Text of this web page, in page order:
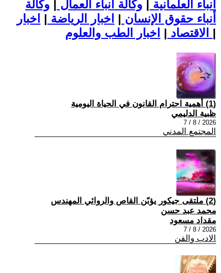
أنباء العلمانية | وكالة أنباء العمال | وكالة
أنباء حقوق الإنسان | اخبار الرياضة | اخبار
الاقتصاد | |
(1) أهمية احترام القانون في الحياة اليومية
ظبية الدليمي
2026 / 8 / 7
المجتمع المدني
(2) ملتقى جيكور يؤبّن القاص والروائي المهندس
محمد عبد حسن
مقداد مسعود
2026 / 8 / 7
الادب والفن